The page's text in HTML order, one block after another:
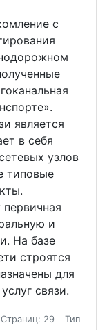
с
является
в себя
узлов
типовые
и
На базе
строятся
для
связи.
Страниц: 29
Тип